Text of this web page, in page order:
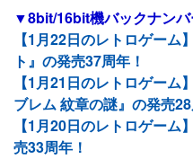
▼8bit/16bit機バックナン
【1月22日のレトロゲーム
ト』の発売37周年！
【1月21日のレトロゲー
ブレム 紋章の謎』の発売28
【1月20日のレトロゲー
売33周年！